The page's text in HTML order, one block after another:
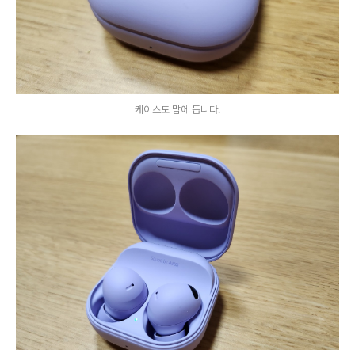
케이스도 맘에 듭니다.